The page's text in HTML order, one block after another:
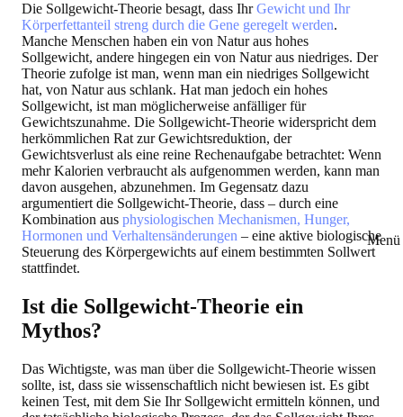
Menü
Die Sollgewicht-Theorie besagt, dass IhrGewicht und Ihr
Körperfettanteil streng durch die Gene geregelt werden.
Manche Menschen haben ein von Natur aus hohes
Sollgewicht, andere hingegen ein von Natur aus niedriges. Der
Theorie zufolge ist man, wenn man ein niedriges Sollgewicht
hat, von Natur aus schlank. Hat man jedoch ein hohes
Sollgewicht, ist man möglicherweise anfälliger für
Gewichtszunahme. Die Sollgewicht-Theorie widerspricht dem
herkömmlichen Rat zur Gewichtsreduktion, der
Gewichtsverlust als eine reine Rechenaufgabe betrachtet: Wenn
mehr Kalorien verbraucht als aufgenommen werden, kann man
davon ausgehen, abzunehmen. Im Gegensatz dazu
argumentiert die Sollgewicht-Theorie, dass – durch eine
Kombination aus physiologischen Mechanismen, Hunger,
Hormonen und Verhaltensänderungen – eine aktive biologische
Steuerung des Körpergewichts auf einem bestimmten Sollwert
stattfindet.
Ist die Sollgewicht-Theorie ein
Mythos?
Das Wichtigste, was man über die Sollgewicht-Theorie wissen
sollte, ist, dass sie wissenschaftlich nicht bewiesen ist. Es gibt
keinen Test, mit dem Sie Ihr Sollgewicht ermitteln können, und